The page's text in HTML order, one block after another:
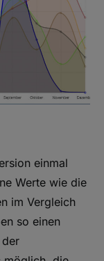
einmal
Werte wie die
im Vergleich
so einen